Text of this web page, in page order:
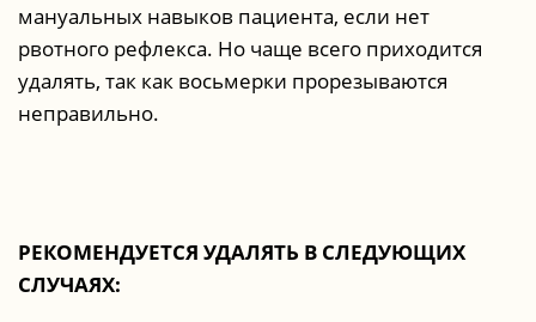
мануальных навыков пациента, если нет
рвотного рефлекса. Но чаще всего приходится
удалять, так как восьмерки прорезываются
неправильно.
РЕКОМЕНДУЕТСЯ УДАЛЯТЬ В СЛЕДУЮЩИХ
СЛУЧАЯХ: